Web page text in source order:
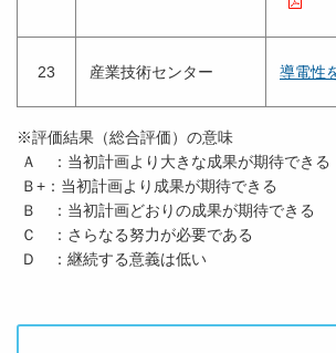
23 産業技術センター 導電性
※評価結果（総合評価）の意味
Ａ ：当初計画より大きな成果が期待できる
Ｂ+：当初計画より成果が期待できる
Ｂ ：当初計画どおりの成果が期待できる
Ｃ ：さらなる努力が必要である
Ｄ ：継続する意義は低い